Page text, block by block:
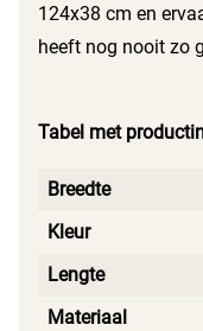
124x38 cm en
heeft nog nooit zo
Tabel met
Breedte
Kleur
Lengte
Materiaal